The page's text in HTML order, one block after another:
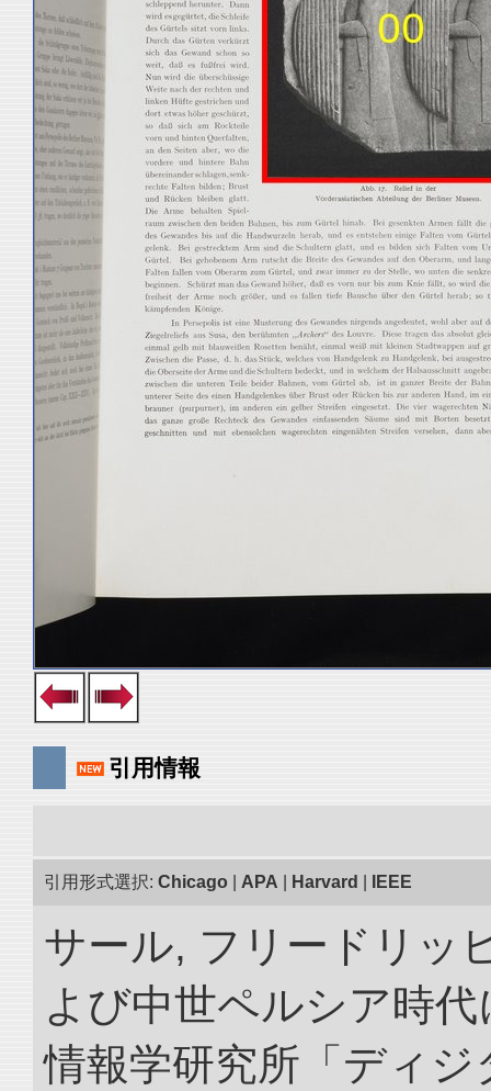
引用情報
引用形式選択: Chicago APA Harvard IEEE
サール, フリードリッ
よび中世ペルシア時
情報学研究所「ディ